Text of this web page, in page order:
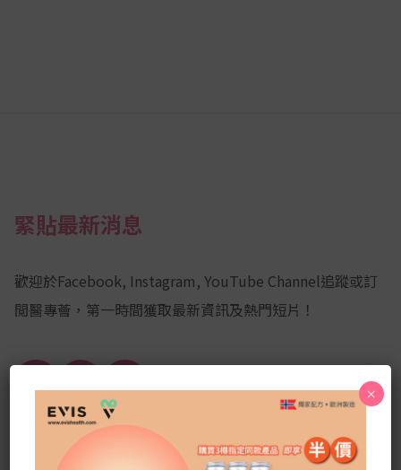
緊貼最新消息
歡迎於Facebook, Instagram, YouTube Channel追蹤或訂
閲醫專薈，第一時間獲取最新資訊及熱門短片！
Facebook
YouTube
Channel
Instagram ×